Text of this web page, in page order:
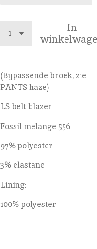
In
(Bijpassende broek, zie
PANTS haze)
LS belt blazer
Fossil melange 556
97% polyester
3% elastane
Lining:
100% polyester